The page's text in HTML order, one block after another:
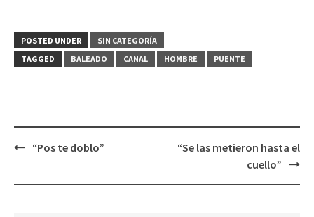
(Se
abre
en
una
(Se
abre
en
una
POSTED UNDER
SIN CATEGORÍA
TAGGED
BALEADO CANAL HOMBRE PUENTE
Post“Pos te doblo”
“Se las metieron hasta el
cuello”